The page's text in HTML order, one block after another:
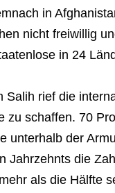
in
nicht freiwillig
in 24
rief die
zu schaffen. 70
unterhalb der
Jahrzehnts die
als die Hälfte